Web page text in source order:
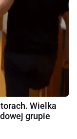
Wielka
grupie